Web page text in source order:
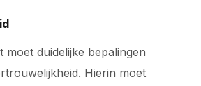
duidelijke bepalingen
Hierin moet